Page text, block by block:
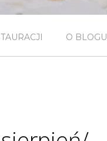
O BLOGU